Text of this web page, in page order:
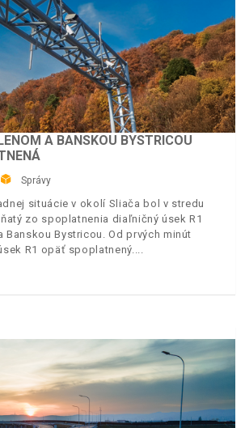
A BANSKOU BYSTRICOU
Správy
situácie v okolí Sliača bol v stredu
zo spoplatnenia diaľničný úsek R1
Banskou Bystricou. Od prvých minút
R1 opäť spoplatnený.